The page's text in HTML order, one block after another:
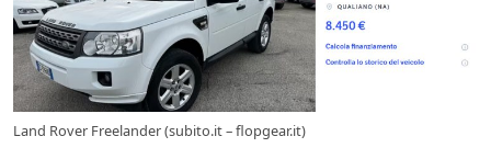
Land Rover Freelander (subito.it – flopgear.it)